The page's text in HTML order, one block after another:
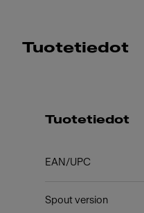
Tuotetiedot
Tuotetiedot
EAN/UPC
Spout version